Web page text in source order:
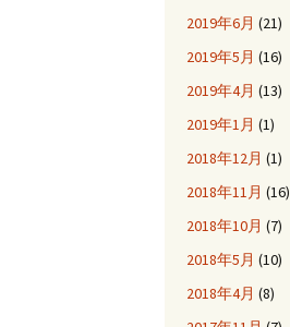
2019年6月 (21)
2019年5月 (16)
2019年4月 (13)
2019年1月 (1)
2018年12月 (1)
2018年11月 (16)
2018年10月 (7)
2018年5月 (10)
2018年4月 (8)